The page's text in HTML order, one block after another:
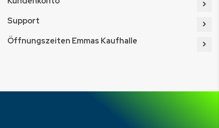
Support
Öffnungszeiten Emmas Kaufhalle